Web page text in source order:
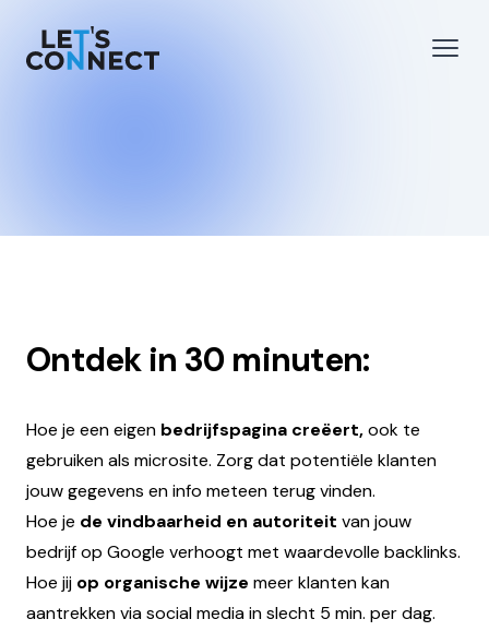
Let's Connect
Ontdek in 30 minuten:
Hoe je een eigen bedrijfspagina creëert,ook te
gebruiken als microsite. Zorg dat potentiële klanten
jouw gegevens en info meteen terug vinden.
Hoe je de vindbaarheid en autoriteit van jouw
bedrijfop Google verhoogt met waardevolle backlinks.
Hoe jij op organische wijze meer klanten kan
aantrekken via social media in slecht 5 min. per dag.